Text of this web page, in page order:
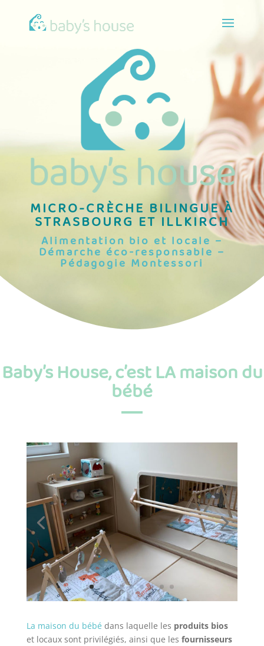
MICRO-CRÈCHE BILINGUE À
STRASBOURG ET ILLKIRCH
Alimentation bio et locale –
Démarche éco-responsable –
Pédagogie Montessori
Baby’s House, c’est LA maison du
bébé
La maison du bébé dans laquelle les produits bios
et locaux sont privilégiés, ainsi que les fournisseurs